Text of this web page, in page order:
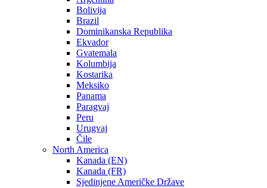
Bolivija
Brazil
Dominikanska Republika
Ekvador
Gvatemala
Kolumbija
Kostarika
Meksiko
Panama
Paragvaj
Peru
Urugvaj
Čile
North America
Kanada (EN)
Kanada (FR)
Sjedinjene Američke Države